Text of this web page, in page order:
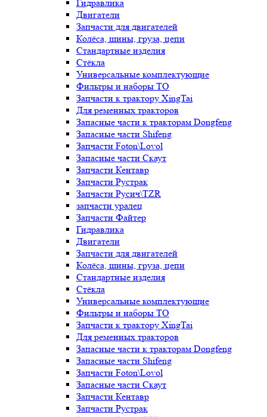
Гидравлика
Двигатели
Запчасти для двигателей
Колёса, шины, груза, цепи
Стандартные изделия
Стёкла
Универсальные комплектующие
Фильтры и наборы ТО
Запчасти к трактору XingTai
Для ременных тракторов
Запасные части к тракторам Dongfeng
Запасные части Shifeng
Запчасти Foton\Lovol
Запасные части Скаут
Запчасти Кентавр
Запчасти Рустрак
Запчасти Русич\TZR
запчасти уралец
Запчасти Файтер
Гидравлика
Двигатели
Запчасти для двигателей
Колёса, шины, груза, цепи
Стандартные изделия
Стёкла
Универсальные комплектующие
Фильтры и наборы ТО
Запчасти к трактору XingTai
Для ременных тракторов
Запасные части к тракторам Dongfeng
Запасные части Shifeng
Запчасти Foton\Lovol
Запасные части Скаут
Запчасти Кентавр
Запчасти Рустрак